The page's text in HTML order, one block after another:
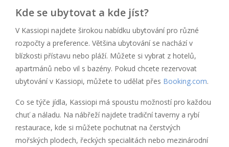
Kde se ubytovat a kde jíst?
V Kassiopi najdete širokou nabídku ubytování pro různé
rozpočty a preference. Většina ubytování se nachází v
blízkosti přístavu nebo pláží. Můžete si vybrat z hotelů,
apartmánů nebo vil s bazény. Pokud chcete rezervovat
ubytování v Kassiopi, můžete to udělat přes Booking.com.
Co se týče jídla, Kassiopi má spoustu možností pro každou
chuť a náladu. Na nábřeží najdete tradiční taverny a rybí
restaurace, kde si můžete pochutnat na čerstvých
mořských plodech, řeckých specialitách nebo mezinárodní